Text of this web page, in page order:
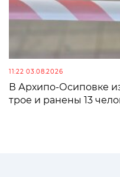
11:22 03.08.2026
В Архипо-Осиповке
трое и ранены 13